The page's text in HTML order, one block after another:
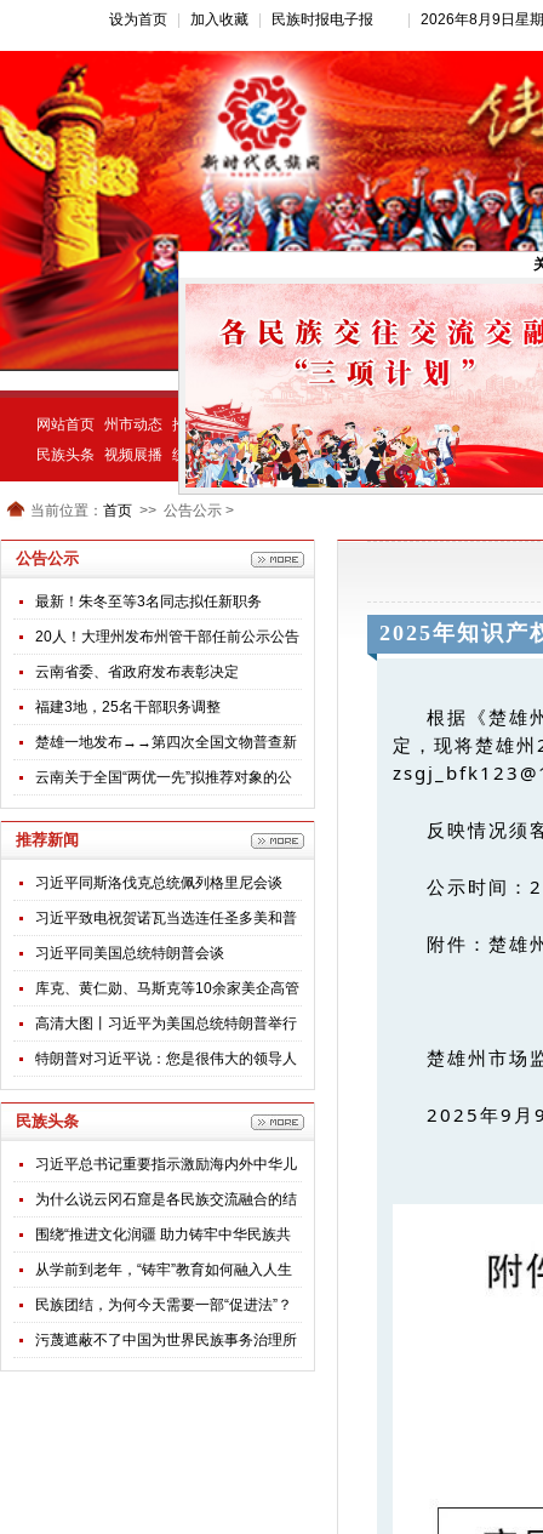
设为首页 加入收藏 民族时报电子报 2026年8月9日星
网站首页 州市动态 推荐新闻 公告公示 新闻动态
民族头条
视频展播 统一战线 民族动态 宗教视窗
民族经济 示范创建
当前位置： 首页 >> 公告公示 >
公告公示
最新！朱冬至等3名同志拟任新职务
20人！大理州发布州管干部任前公示公告
云南省委、省政府发布表彰决定
福建3地，25名干部职务调整
楚雄一地发布→→第四次全国文物普查新
发现不可移动文物名录公告
云南关于全国“两优一先”拟推荐对象的公
示
推荐新闻
习近平同斯洛伐克总统佩列格里尼会谈
习近平致电祝贺诺瓦当选连任圣多美和普
林西比总统
习近平同美国总统特朗普会谈
库克、黄仁勋、马斯克等10余家美企高管
随特朗普访华，透露哪些信号？
高清大图丨习近平为美国总统特朗普举行
欢迎仪式
特朗普对习近平说：您是很伟大的领导人
民族头条
习近平总书记重要指示激励海内外中华儿
女团结奋斗
为什么说云冈石窟是各民族交流融合的结
晶？
围绕“推进文化润疆 助力铸牢中华民族共
同体意识”，全国政协专题调研组赴新疆开
展调研
从学前到老年，“铸牢”教育如何融入人生
每个阶段？
民族团结，为何今天需要一部“促进法”？
污蔑遮蔽不了中国为世界民族事务治理所
贡献的智慧
2025年知识产
根据《楚雄
定，现将楚雄
反映情况须
公示时间：
附件：楚雄
楚雄州市场
2025年9月